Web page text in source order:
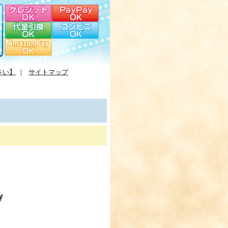
】 ｜ サイトマップ